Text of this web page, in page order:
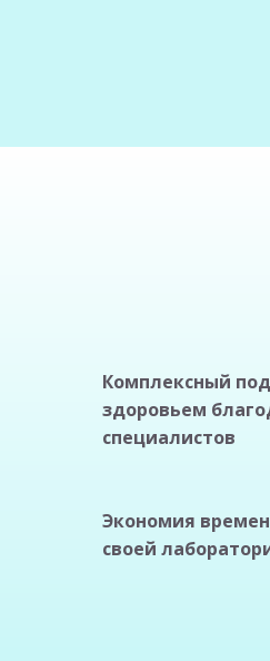
Комплексный
здоровьем
специалистов
Экономия
своей